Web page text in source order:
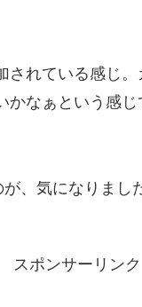
れている感じ
なぁという感
、気になりまし
スポンサーリンク